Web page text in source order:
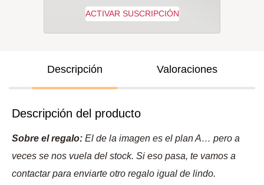
Descripción Valoraciones
Descripción del producto
Sobre el regalo: El de la imagen es el plan A… pero a
veces se nos vuela del stock. Si eso pasa, te vamos a
contactar para enviarte otro regalo igual de lindo.